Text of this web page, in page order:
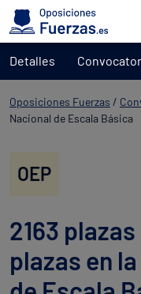
Oposiciones Fuerzas /
Nacional de Escala Básica
OEP
2163 plazas
plazas en
Detalles